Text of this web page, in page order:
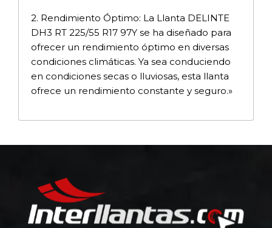
2. Rendimiento Óptimo: La Llanta DELINTE
DH3 RT 225/55 R17 97Y se ha diseñado para
ofrecer un rendimiento óptimo en diversas
condiciones climáticas. Ya sea conduciendo
en condiciones secas o lluviosas, esta llanta
ofrece un rendimiento constante y seguro.»